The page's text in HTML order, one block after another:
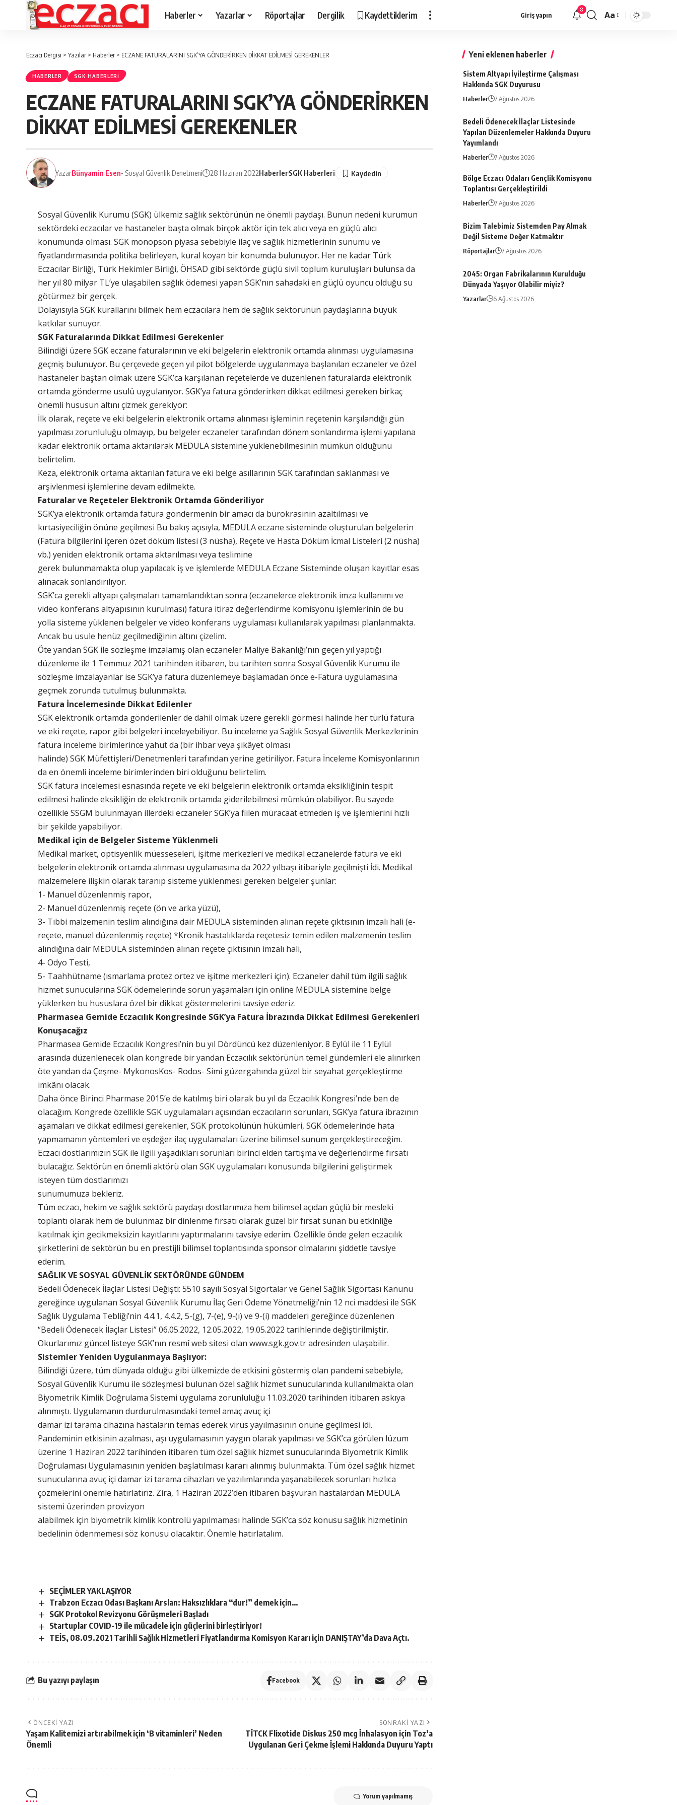
Haberler Yazarlar Röportajlar Dergilik Kaydettiklerim Giriş yapın
8
Font
Aa
Eczacı Dergisi > Yazılar > Haberler > ECZANE FATURALARINI SGK’YA GÖNDERİRKEN DİKKAT EDİLMESİ GEREKENLER
HABERLER SGK HABERLERI
ECZANE FATURALARINI SGK’YA GÖNDERİRKEN
DİKKAT EDİLMESİ GEREKENLER
YazarBünyamin Esen- Sosyal Güvenlik Denetmeni 28 Haziran 2022HaberlerSGK Haberleri
Sosyal Güvenlik Kurumu (SGK) ülkemiz sağlık sektörünün ne önemli paydaşı. Bunun nedeni kurumun
sektördeki eczacılar ve hastaneler başta olmak birçok aktör için tek alıcı veya en güçlü alıcı
konumunda olması. SGK monopson piyasa sebebiyle ilaç ve sağlık hizmetlerinin sunumu ve
fiyatlandırmasında politika belirleyen, kural koyan bir konumda bulunuyor. Her ne kadar Türk
Eczacılar Birliği, Türk Hekimler Birliği, ÖHSAD gibi sektörde güçlü sivil toplum kuruluşları bulunsa da
her yıl 80 milyar TL’ye ulaşabilen sağlık ödemesi yapan SGK’nın sahadaki en güçlü oyuncu olduğu su
götürmez bir gerçek.
Dolayısıyla SGK kurallarını bilmek hem eczacılara hem de sağlık sektörünün paydaşlarına büyük
katkılar sunuyor.
SGK Faturalarında Dikkat Edilmesi Gerekenler
Bilindiği üzere SGK eczane faturalarının ve eki belgelerin elektronik ortamda alınması uygulamasına
geçmiş bulunuyor. Bu çerçevede geçen yıl pilot bölgelerde uygulanmaya başlanılan eczaneler ve özel
hastaneler baştan olmak üzere SGK’ca karşılanan reçetelerde ve düzenlenen faturalarda elektronik
ortamda gönderme usulü uygulanıyor. SGK’ya fatura gönderirken dikkat edilmesi gereken birkaç
önemli hususun altını çizmek gerekiyor:
İlk olarak, reçete ve eki belgelerin elektronik ortama alınması işleminin reçetenin karşılandığı gün
yapılması zorunluluğu olmayıp, bu belgeler eczaneler tarafından dönem sonlandırma işlemi yapılana
kadar elektronik ortama aktarılarak MEDULA sistemine yüklenebilmesinin mümkün olduğunu
belirtelim.
Keza, elektronik ortama aktarılan fatura ve eki belge asıllarının SGK tarafından saklanması ve
arşivlenmesi işlemlerine devam edilmekte.
Faturalar ve Reçeteler Elektronik Ortamda Gönderiliyor
SGK’ya elektronik ortamda fatura göndermenin bir amacı da bürokrasinin azaltılması ve
kırtasiyeciliğin önüne geçilmesi Bu bakış açısıyla, MEDULA eczane sisteminde oluşturulan belgelerin
(Fatura bilgilerini içeren özet döküm listesi (3 nüsha), Reçete ve Hasta Döküm İcmal Listeleri (2 nüsha)
vb.) yeniden elektronik ortama aktarılması veya teslimine
gerek bulunmamakta olup yapılacak iş ve işlemlerde MEDULA Eczane Sisteminde oluşan kayıtlar esas
alınacak sonlandırılıyor.
SGK’ca gerekli altyapı çalışmaları tamamlandıktan sonra (eczanelerce elektronik imza kullanımı ve
video konferans altyapısının kurulması) fatura itiraz değerlendirme komisyonu işlemlerinin de bu
yolla sisteme yüklenen belgeler ve video konferans uygulaması kullanılarak yapılması planlanmakta.
Ancak bu usule henüz geçilmediğinin altını çizelim.
Öte yandan SGK ile sözleşme imzalamış olan eczaneler Maliye Bakanlığı’nın geçen yıl yaptığı
düzenleme ile 1 Temmuz 2021 tarihinden itibaren, bu tarihten sonra Sosyal Güvenlik Kurumu ile
sözleşme imzalayanlar ise SGK’ya fatura düzenlemeye başlamadan önce e-Fatura uygulamasına
geçmek zorunda tutulmuş bulunmakta.
Fatura İncelemesinde Dikkat Edilenler
SGK elektronik ortamda gönderilenler de dahil olmak üzere gerekli görmesi halinde her türlü fatura
ve eki reçete, rapor gibi belgeleri inceleyebiliyor. Bu inceleme ya Sağlık Sosyal Güvenlik Merkezlerinin
fatura inceleme birimlerince yahut da (bir ihbar veya şikâyet olması
halinde) SGK Müfettişleri/Denetmenleri tarafından yerine getiriliyor. Fatura İnceleme Komisyonlarının
da en önemli inceleme birimlerinden biri olduğunu belirtelim.
SGK fatura incelemesi esnasında reçete ve eki belgelerin elektronik ortamda eksikliğinin tespit
edilmesi halinde eksikliğin de elektronik ortamda giderilebilmesi mümkün olabiliyor. Bu sayede
özellikle SSGM bulunmayan illerdeki eczaneler SGK’ya fiilen müracaat etmeden iş ve işlemlerini hızlı
bir şekilde yapabiliyor.
Medikal için de Belgeler Sisteme Yüklenmeli
Medikal market, optisyenlik müesseseleri, işitme merkezleri ve medikal eczanelerde fatura ve eki
belgelerin elektronik ortamda alınması uygulamasına da 2022 yılbaşı itibariyle geçilmişti İdi. Medikal
malzemelere ilişkin olarak taranıp sisteme yüklenmesi gereken belgeler şunlar:
1- Manuel düzenlenmiş rapor,
2- Manuel düzenlenmiş reçete (ön ve arka yüzü),
3- Tıbbi malzemenin teslim alındığına dair MEDULA sisteminden alınan reçete çıktısının imzalı hali (e-
reçete, manuel düzenlenmiş reçete) *Kronik hastalıklarda reçetesiz temin edilen malzemenin teslim
alındığına dair MEDULA sisteminden alınan reçete çıktısının imzalı hali,
4- Odyo Testi,
5- Taahhütname (ısmarlama protez ortez ve işitme merkezleri için). Eczaneler dahil tüm ilgili sağlık
hizmet sunucularına SGK ödemelerinde sorun yaşamaları için online MEDULA sistemine belge
yüklerken bu hususlara özel bir dikkat göstermelerini tavsiye ederiz.
Pharmasea Gemide Eczacılık Kongresinde SGK’ya Fatura İbrazında Dikkat Edilmesi Gerekenleri
Konuşacağız
Pharmasea Gemide Eczacılık Kongresi’nin bu yıl Dördüncü kez düzenleniyor. 8 Eylül ile 11 Eylül
arasında düzenlenecek olan kongrede bir yandan Eczacılık sektörünün temel gündemleri ele alınırken
öte yandan da Çeşme- MykonosKos- Rodos- Simi güzergahında güzel bir seyahat gerçekleştirme
imkânı olacak.
Daha önce Birinci Pharmase 2015’e de katılmış biri olarak bu yıl da Eczacılık Kongresi’nde ben de
olacağım. Kongrede özellikle SGK uygulamaları açısından eczacıların sorunları, SGK’ya fatura ibrazının
aşamaları ve dikkat edilmesi gerekenler, SGK protokolünün hükümleri, SGK ödemelerinde hata
yapmamanın yöntemleri ve eşdeğer ilaç uygulamaları üzerine bilimsel sunum gerçekleştireceğim.
Eczacı dostlarımızın SGK ile ilgili yaşadıkları sorunları birinci elden tartışma ve değerlendirme fırsatı
bulacağız. Sektörün en önemli aktörü olan SGK uygulamaları konusunda bilgilerini geliştirmek
isteyen tüm dostlarımızı
sunumumuza bekleriz.
Tüm eczacı, hekim ve sağlık sektörü paydaşı dostlarımıza hem bilimsel açıdan güçlü bir mesleki
toplantı olarak hem de bulunmaz bir dinlenme fırsatı olarak güzel bir fırsat sunan bu etkinliğe
katılmak için gecikmeksizin kayıtlarını yaptırmalarını tavsiye ederim. Özellikle önde gelen eczacılık
şirketlerini de sektörün bu en prestijli bilimsel toplantısında sponsor olmalarını şiddetle tavsiye
ederim.
SAĞLIK VE SOSYAL GÜVENLİK SEKTÖRÜNDE GÜNDEM
Bedeli Ödenecek İlaçlar Listesi Değişti: 5510 sayılı Sosyal Sigortalar ve Genel Sağlık Sigortası Kanunu
gereğince uygulanan Sosyal Güvenlik Kurumu İlaç Geri Ödeme Yönetmeliği’nin 12 nci maddesi ile SGK
Sağlık Uygulama Tebliği’nin 4.4.1, 4.4.2, 5-(g), 7-(e), 9-(ı) ve 9-(i) maddeleri gereğince düzenlenen
“Bedeli Ödenecek İlaçlar Listesi” 06.05.2022, 12.05.2022, 19.05.2022 tarihlerinde değiştirilmiştir.
Okurlarımız güncel listeye SGK’nın resmî web sitesi olan www.sgk.gov.tr adresinden ulaşabilir.
Sistemler Yeniden Uygulanmaya Başlıyor:
Bilindiği üzere, tüm dünyada olduğu gibi ülkemizde de etkisini göstermiş olan pandemi sebebiyle,
Sosyal Güvenlik Kurumu ile sözleşmesi bulunan özel sağlık hizmet sunucularında kullanılmakta olan
Biyometrik Kimlik Doğrulama Sistemi uygulama zorunluluğu 11.03.2020 tarihinden itibaren askıya
alınmıştı. Uygulamanın durdurulmasındaki temel amaç avuç içi
damar izi tarama cihazına hastaların temas ederek virüs yayılmasının önüne geçilmesi idi.
Pandeminin etkisinin azalması, aşı uygulamasının yaygın olarak yapılması ve SGK’ca görülen lüzum
üzerine 1 Haziran 2022 tarihinden itibaren tüm özel sağlık hizmet sunucularında Biyometrik Kimlik
Doğrulaması Uygulamasının yeniden başlatılması kararı alınmış bulunmakta. Tüm özel sağlık hizmet
sunucularına avuç içi damar izi tarama cihazları ve yazılımlarında yaşanabilecek sorunları hızlıca
çözmelerini önemle hatırlatırız. Zira, 1 Haziran 2022’den itibaren başvuran hastalardan MEDULA
sistemi üzerinden provizyon
alabilmek için biyometrik kimlik kontrolü yapılmaması halinde SGK’ca söz konusu sağlık hizmetinin
bedelinin ödenmemesi söz konusu olacaktır. Önemle hatırlatalım.
SEÇİMLER YAKLAŞIYOR
Trabzon Eczacı Odası Başkanı Arslan: Haksızlıklara “dur!” demek için…
SGK Protokol Revizyonu Görüşmeleri Başladı
Startuplar COVID-19 ile mücadele için güçlerini birleştiriyor!
TEİS, 08.09.2021 Tarihli Sağlık Hizmetleri Fiyatlandırma Komisyon Kararı için DANIŞTAY’da Dava Açtı.
Bu yazıyı paylaşın Facebook
ÖNCEKI YAZI
Yaşam Kalitemizi artırabilmek için ‘B vitaminleri’ Neden
Önemli
SONRAKI YAZI
TİTCK Flixotide Diskus 250 mcg İnhalasyon için Toz’a
Uygulanan Geri Çekme İşlemi Hakkında Duyuru Yaptı
Yorum yapılmamış
Yeni eklenen haberler
Sistem Altyapı İyileştirme Çalışması
Hakkında SGK Duyurusu
Haberler 7 Ağustos 2026
Bedeli Ödenecek İlaçlar Listesinde
Yapılan Düzenlemeler Hakkında Duyuru
Yayımlandı
Haberler 7 Ağustos 2026
Bölge Eczacı Odaları Gençlik Komisyonu
Toplantısı Gerçekleştirildi
Haberler 7 Ağustos 2026
Bizim Talebimiz Sistemden Pay Almak
Değil Sisteme Değer Katmaktır
Röportajlar 7 Ağustos 2026
2045: Organ Fabrikalarının Kurulduğu
Dünyada Yaşıyor Olabilir miyiz?
Yazarlar 6 Ağustos 2026